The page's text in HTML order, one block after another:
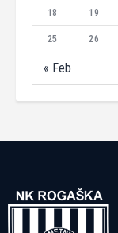
« Feb
18 19
25 26